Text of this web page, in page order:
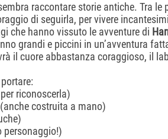
raccontare storie antiche. Tra le
di seguirla, per vivere
che hanno vissuto le avventure di
grandi e piccini in un’avventura
il cuore abbastanza coraggioso, il
riconoscerla)
costruita a mano)
personaggio!)